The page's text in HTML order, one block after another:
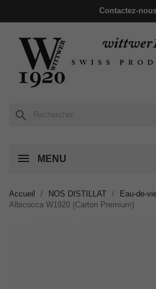
Contactez-
search
MENU
Accueil NOS DISTILLAT Eau-de-
Albicocca W1920 (Carton Premium)